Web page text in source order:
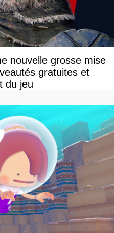
nouvelle grosse mise
gratuites et
du jeu